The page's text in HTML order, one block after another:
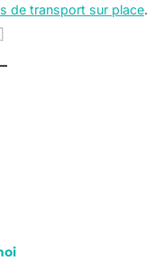
de transport sur place.